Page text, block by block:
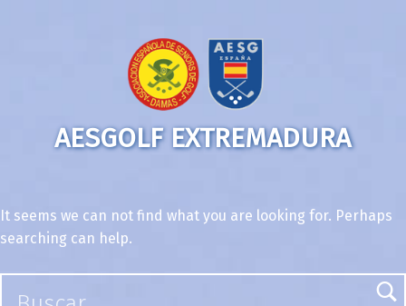
AESGOLF EXTREMADURA
It seems we can not find what you are looking for. Perhaps
searching can help.
Buscar: